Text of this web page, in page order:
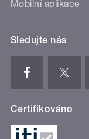
Mobilní aplikace
Sledujte nás
Certifikováno